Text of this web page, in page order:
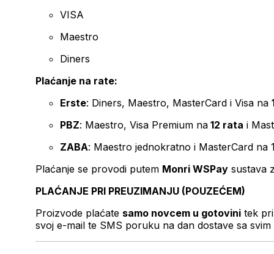
VISA
Maestro
Diners
Plaćanje na rate:
Erste: Diners, Maestro, MasterCard i Visa na
PBZ: Maestro, Visa Premium na 12 rata i
ZABA: Maestro jednokratno i MasterCard na
Plaćanje se provodi putem Monri WSPay sustava
PLAĆANJE PRI PREUZIMANJU (POUZEĆEM)
Proizvode plaćate samo novcem u gotovini tek
svoj e-mail te SMS poruku na dan dostave sa svim